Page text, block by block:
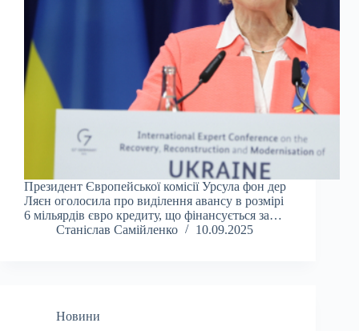
Президент Європейської комісії Урсула фон дер
Ляєн оголосила про виділення авансу в розмірі
6 мільярдів євро кредиту, що фінансується за…
Станіслав Самійленко
10.09.2025
Новини